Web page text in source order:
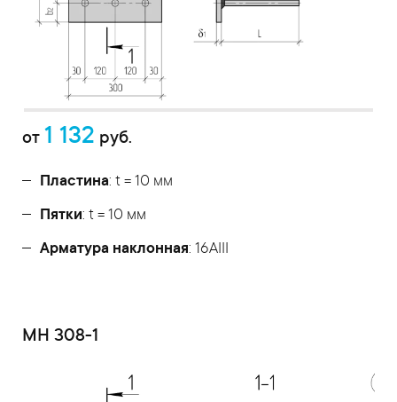
от 1 132 руб.
Пластина: t = 10 мм
Пятки: t = 10 мм
Арматура наклонная: 16AIII
МН 308-1